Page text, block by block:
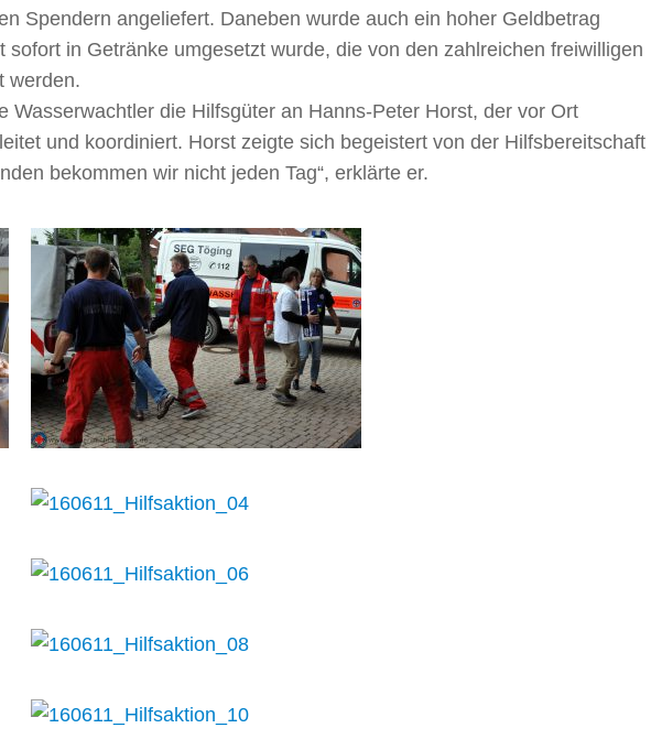
Spendern angeliefert. Daneben wurde auch ein hoher Geldbetrag
in Getränke umgesetzt wurde, die von den zahlreichen freiwilligen
werden.
Wasserwachtler die Hilfsgüter an Hanns-Peter Horst, der vor Ort
und koordiniert. Horst zeigte sich begeistert von der Hilfsbereitschaft
bekommen wir nicht jeden Tag“, erklärte er.